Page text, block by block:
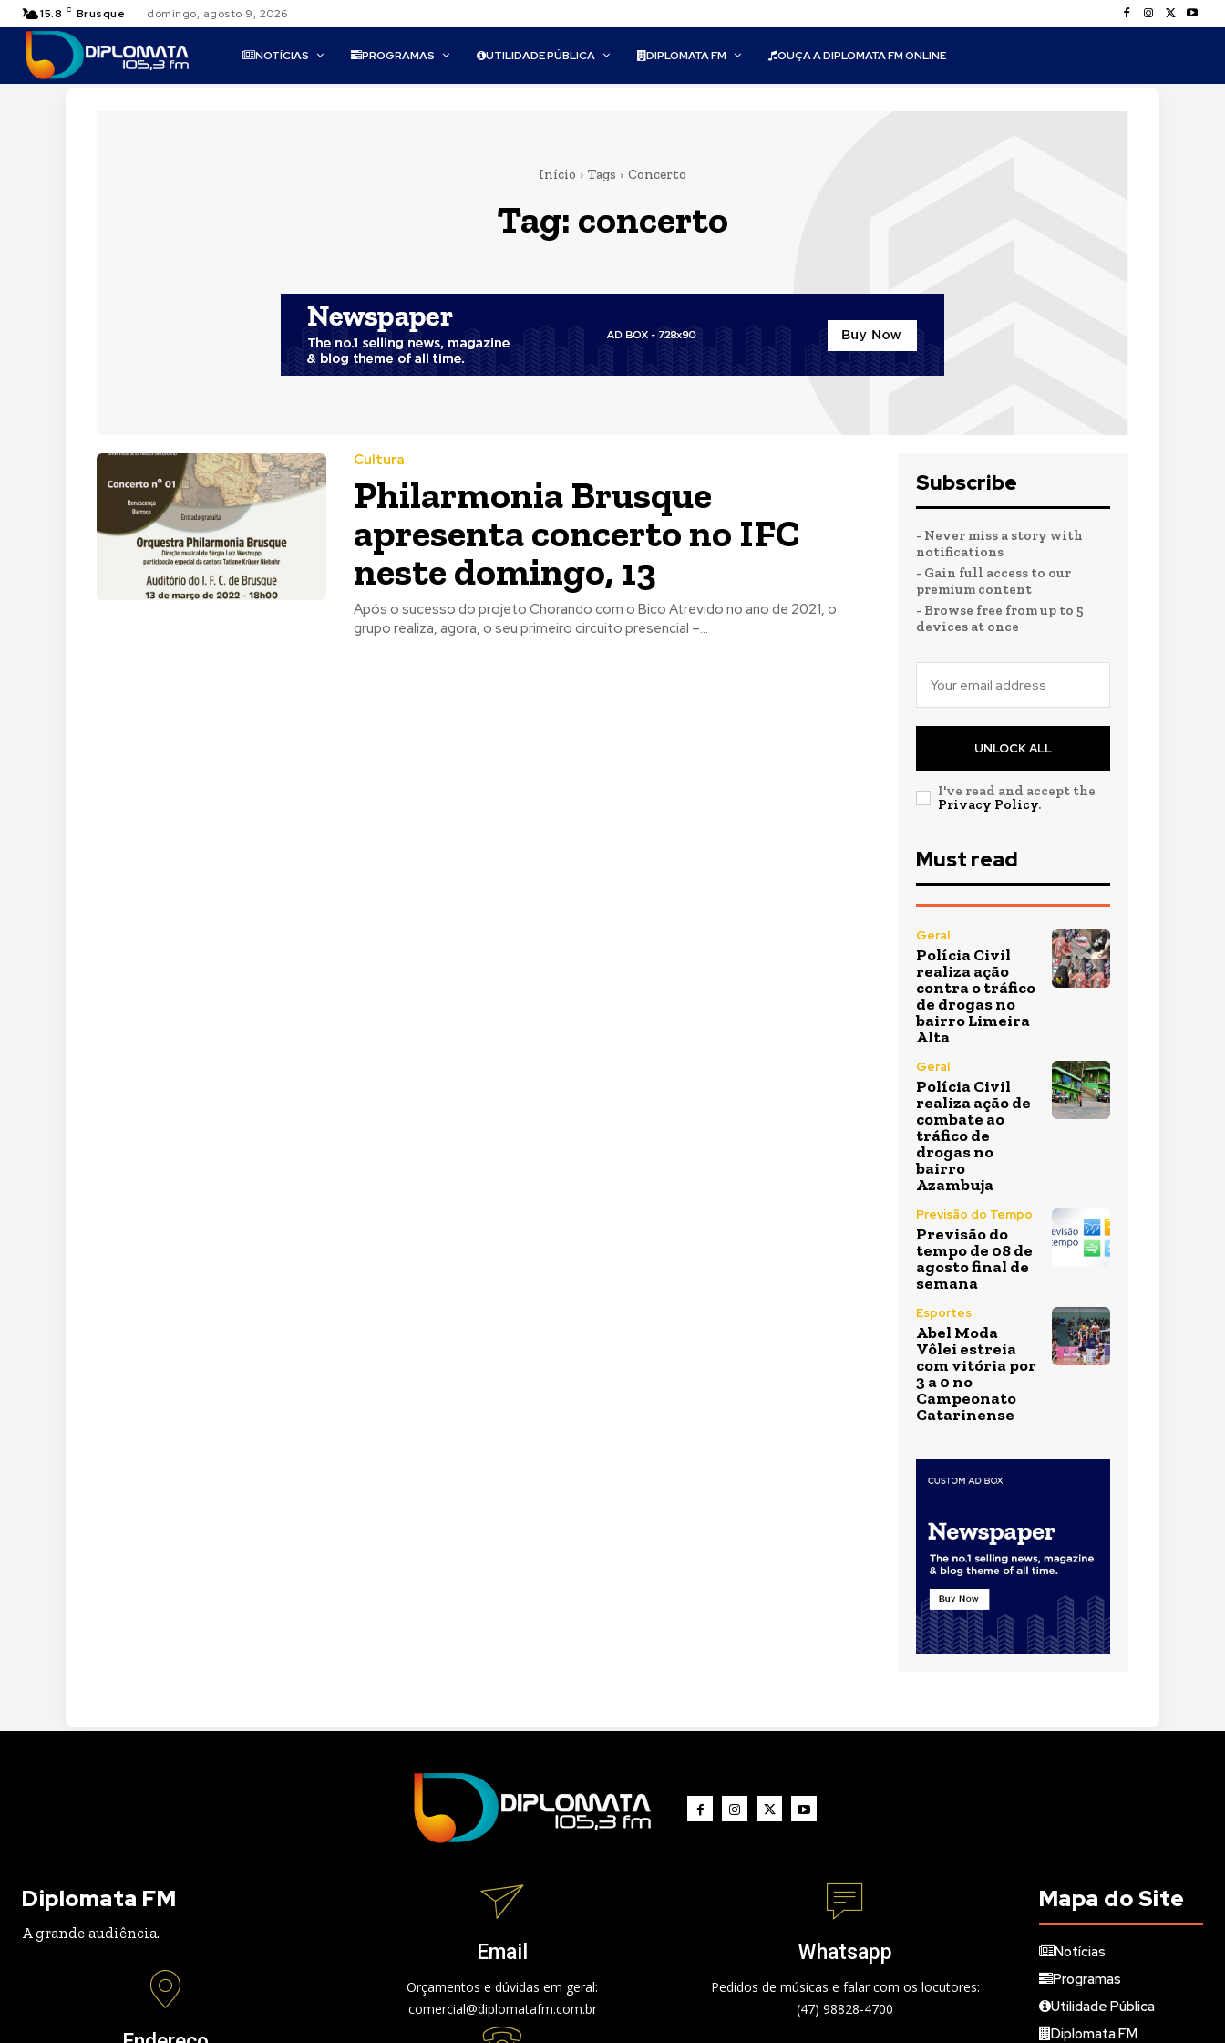
15.8 C Brusque domingo, agosto 9, 2026
NOTÍCIAS PROGRAMAS UTILIDADE PÚBLICA DIPLOMATA FM OUÇA A DIPLOMATA FM ONLINE
Início Tags Concerto
Tag: concerto
Cultura
Philarmonia Brusque
apresenta concerto no IFC
neste domingo, 13
Após o sucesso do projeto Chorando com o Bico Atrevido no ano de 2021, o
grupo realiza, agora, o seu primeiro circuito presencial –...
Subscribe
- Never miss a story with
notifications
- Gain full access to our
premium content
- Browse free from up to 5
devices at once
UNLOCK ALL
I've read and accept the
Privacy Policy.
Must read
Geral
Polícia Civil
realiza ação
contra o tráfico
de drogas no
bairro Limeira
Alta
Geral
Polícia Civil
realiza ação de
combate ao
tráfico de
drogas no
bairro
Azambuja
Previsão do Tempo
Previsão do
tempo de 08 de
agosto final de
semana
Esportes
Abel Moda
Vôlei estreia
com vitória por
3 a 0 no
Campeonato
Catarinense
Diplomata FM
A grande audiência.
Email
Orçamentos e dúvidas em geral:
comercial@diplomatafm.com.br
Whatsapp
Pedidos de músicas e falar com os locutores:
(47) 98828-4700
Mapa do Site
Notícias
Programas
Utilidade Pública
Diplomata FM